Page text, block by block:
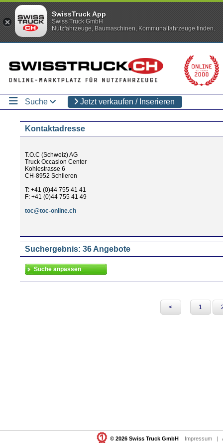
Suche Jetzt verkaufen / Inserieren
Kontaktadresse
T.O.C (Schweiz) AG
Truck Occasion Center
Kohlestrasse 6
CH-8952 Schlieren
T: +41 (0)44 755 41 41
F: +41 (0)44 755 41 49
toc@toc-online.ch
Suchergebnis: 36 Angebote
< 1
© 2026 Swiss Truck GmbH Impressum |
SwissTruck App
Swiss Truck GmbH
Nutzfahrzeuge, Baumaschinen, Kommunalfahrzeuge finden.